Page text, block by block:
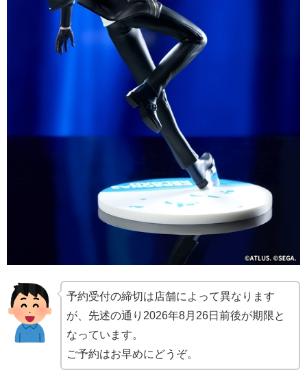
予約受付の締切は店舗によって異なります
が、先述の通り2026年8月26日前後が期限と
なっています。
ご予約はお早めにどうぞ。